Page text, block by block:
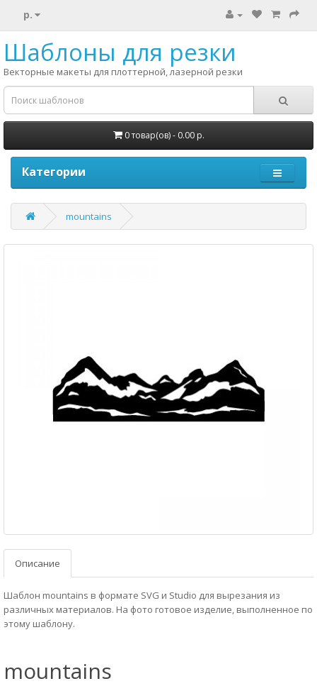
р.
Шаблоны для резки
Векторные макеты для плоттерной, лазерной резки
0 товар(ов) - 0.00 р.
Категории
mountains
Описание
Шаблон mountains в формате SVG и Studio для вырезания из
различных материалов. На фото готовое изделие, выполненное по
этому шаблону.
mountains